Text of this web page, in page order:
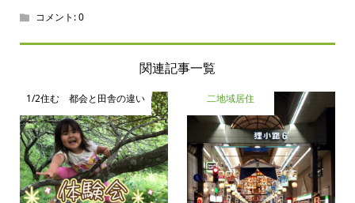
コメント:0
関連記事一覧
1/2住む 都会と田舎の違い 二地域居住